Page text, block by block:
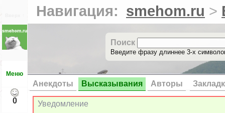
Меню
0
Навигация: smehom.ru >
Поиск
Введите фразу длиннее 3-х
Анекдоты Высказывания Авторы
Уведомление